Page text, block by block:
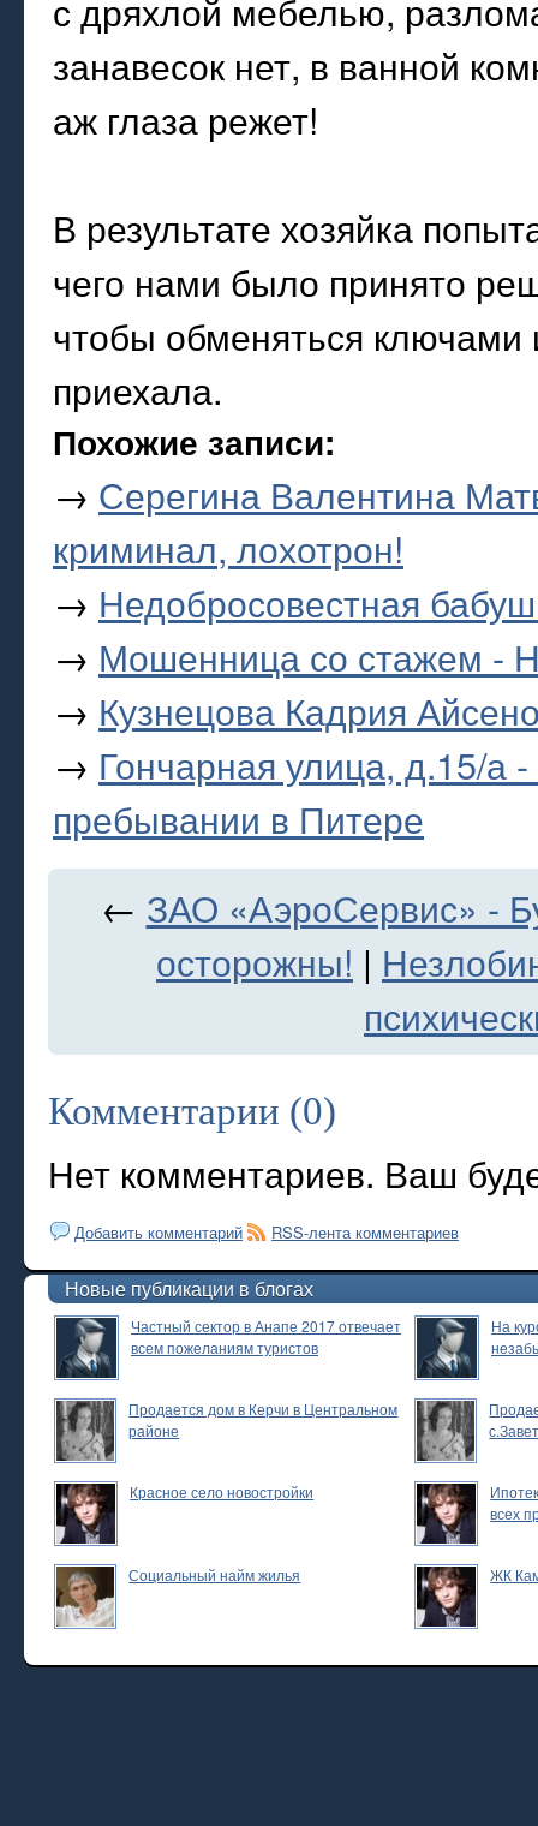
с дряхлой мебелью,
занавесок нет, в ванной
аж глаза режет!
В результате хозяйка
чего нами было принято
чтобы обменяться ключами
приехала.
Похожие записи:
→ Серегина Валентина
криминал, лохотрон!
→ Недобросовестная
→ Мошенница со стажем -
→ Кузнецова Кадрия
→ Гончарная улица, д.15/а
пребывании в Питере
← ЗАО «АэроСервис» -
осторожны! |
Комментарии (0)
Нет комментариев. Ваш
Добавить комментарий RSS-лента комментариев
Новые публикации в блогах
Частный сектор в Анапе 2017 отвечает
всем пожеланиям туристов
На
Продается дом в Керчи в Центральном
районе
Красное село новостройки
всех
Социальный найм жилья ЖК